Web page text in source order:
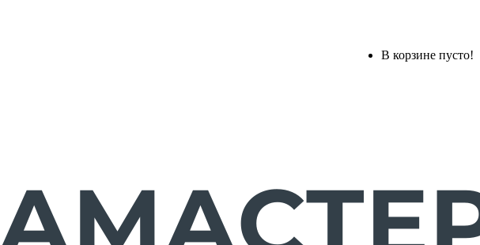
В корзине пусто!